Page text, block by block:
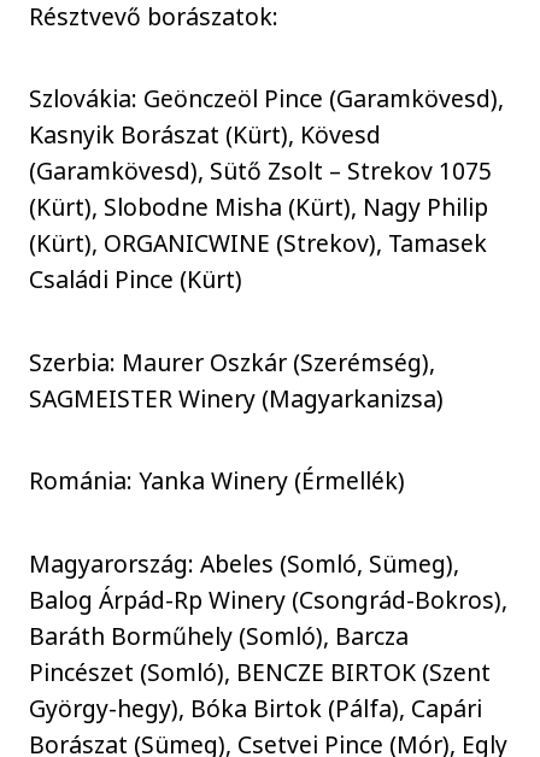
Résztvevő borászatok:
Szlovákia: Geönczeöl Pince (Garamkövesd),
Kasnyik Borászat (Kürt), Kövesd
(Garamkövesd), Sütő Zsolt – Strekov 1075
(Kürt), Slobodne Misha (Kürt), Nagy Philip
(Kürt), ORGANICWINE (Strekov), Tamasek
Családi Pince (Kürt)
Szerbia: Maurer Oszkár (Szerémség),
SAGMEISTER Winery (Magyarkanizsa)
Románia: Yanka Winery (Érmellék)
Magyarország: Abeles (Somló, Sümeg),
Balog Árpád-Rp Winery (Csongrád-Bokros),
Baráth Borműhely (Somló), Barcza
Pincészet (Somló), BENCZE BIRTOK (Szent
György-hegy), Bóka Birtok (Pálfa), Capári
Borászat (Sümeg), Csetvei Pince (Mór), Egly